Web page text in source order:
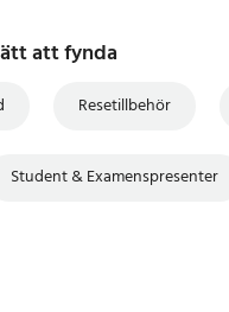
att fynda
Resetillbehör
Student & Examenspresenter